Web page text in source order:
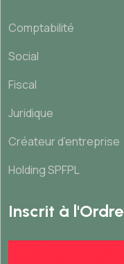
Comptabilité
Social
Fiscal
Juridique
Créateur d’entreprise
Holding SPFPL
Inscrit à l'Ordre